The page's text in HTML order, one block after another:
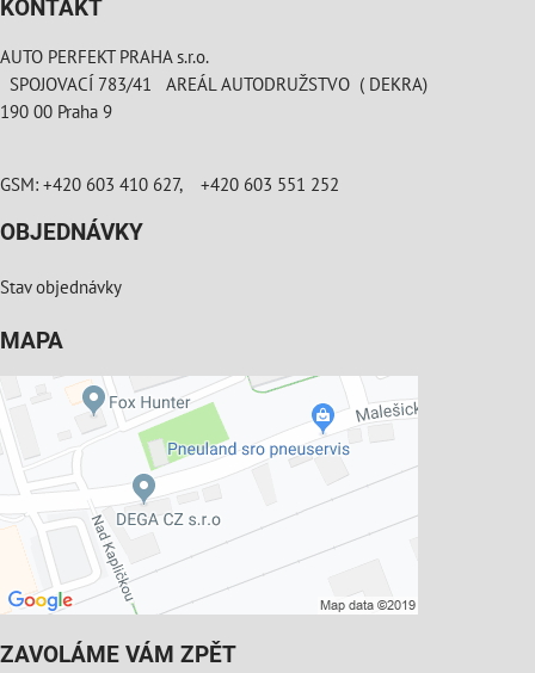
KONTAKT
AUTO PERFEKT PRAHA s.r.o.
SPOJOVACÍ 783/41 AREÁL AUTODRUŽSTVO ( DEKRA)
190 00 Praha 9
GSM: +420 603 410 627, +420 603 551 252
OBJEDNÁVKY
Stav objednávky
MAPA
ZAVOLÁME VÁM ZPĚT